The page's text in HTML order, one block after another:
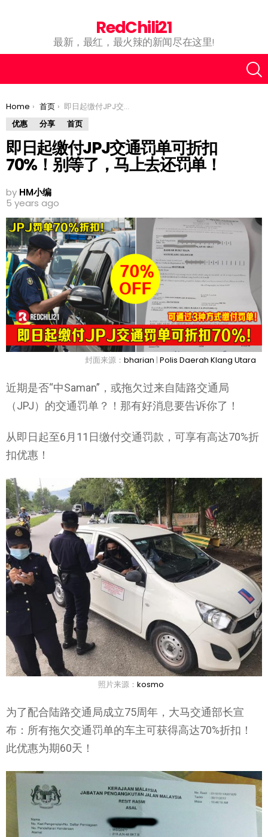
RedChili21
最新，最红，最火辣的新闻尽在这里!
You are here:
Home 首页
即日起缴付JPJ交通罚单可折扣70%！别等了，马上去还罚单！
优惠
分享 首页
即日起缴付JPJ交通罚单可折扣
70%！别等了，马上去还罚单！
by HM小编
5 years ago
封面来源： bharian | Polis Daerah Klang Utara
近期是否“中Saman”，或拖欠过来自陆路交通局
（JPJ）的交通罚单？！那有好消息要告诉你了！
从即日起至6月11日缴付交通罚款，可享有高达70%折
扣优惠！
照片来源： kosmo
为了配合陆路交通局成立75周年，大马交通部长宣
布：所有拖欠交通罚单的车主可获得高达70%折扣！
此优惠为期60天！